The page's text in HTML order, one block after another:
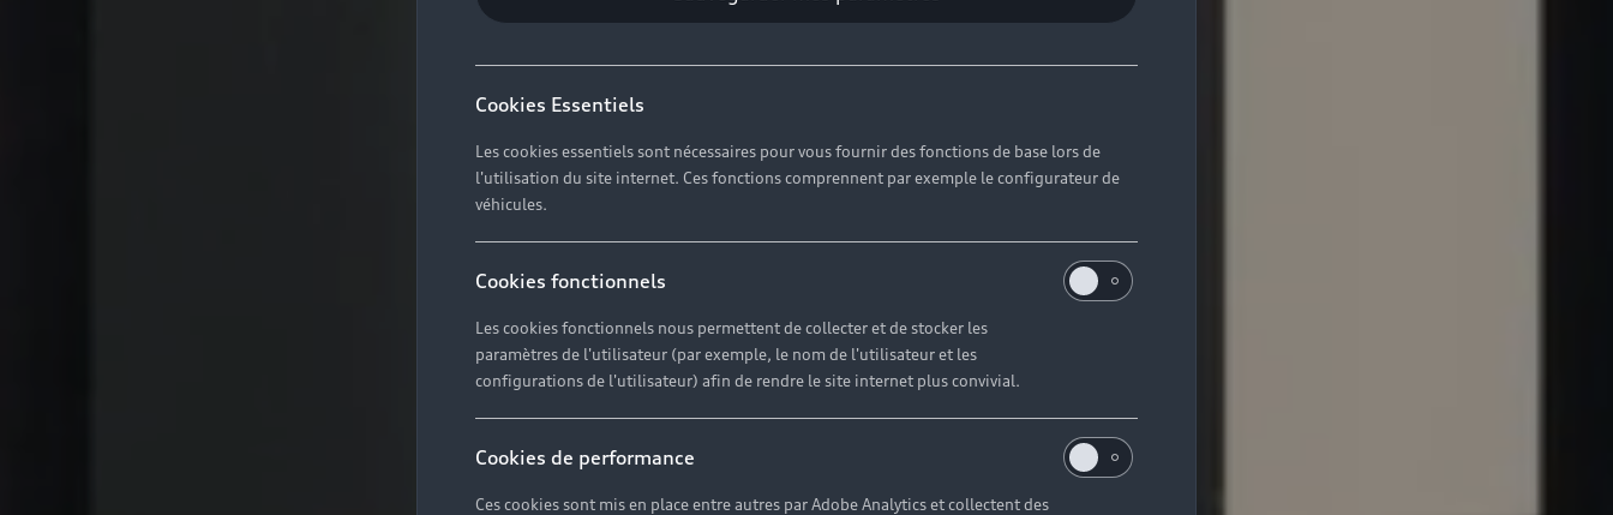
Cookies Essentiels
Les cookies essentiels sont nécessaires pour vous fournir des fonctions de base lors de
l'utilisation du site internet. Ces fonctions comprennent par exemple le configurateur de
véhicules.
Cookies fonctionnels
Les cookies fonctionnels nous permettent de collecter et de stocker les
paramètres de l'utilisateur (par exemple, le nom de l'utilisateur et les
configurations de l'utilisateur) afin de rendre le site internet plus convivial.
Cookies de performance
Ces cookies sont mis en place entre autres par Adobe Analytics et collectent des